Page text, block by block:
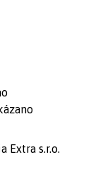
Extra s.r.o.